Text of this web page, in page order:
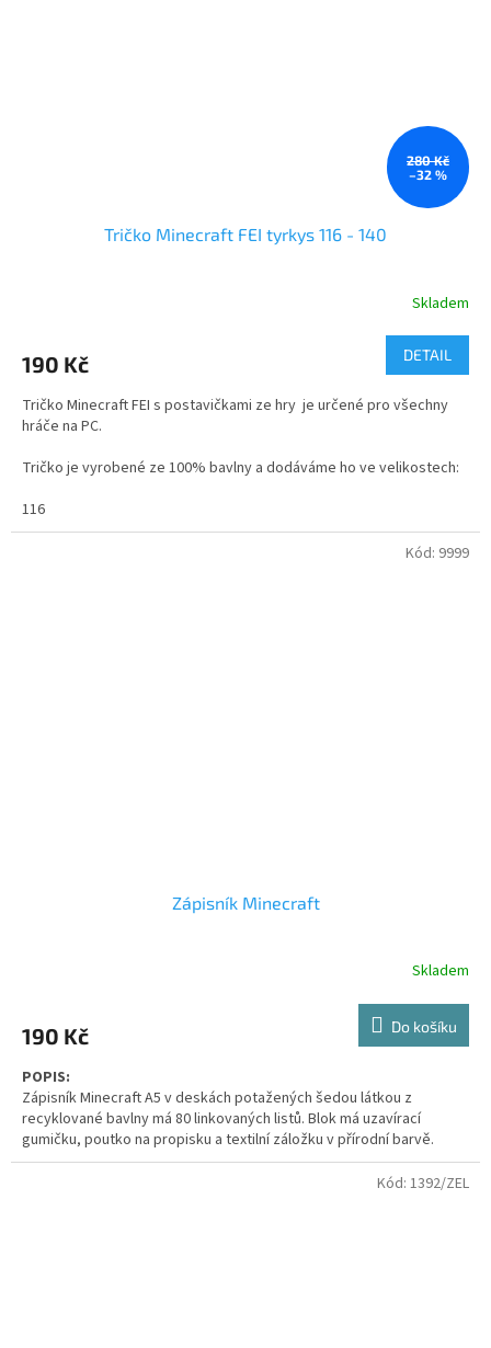
280 Kč
–32 %
Tričko Minecraft FEI tyrkys 116 - 140
je
z
5
Skladem
190 Kč DETAIL
Tričko Minecraft FEI s postavičkami ze hry je určené pro všechny
hráče na PC.
Tričko je vyrobené ze 100% bavlny a dodáváme ho ve velikostech:
pouze v modré barvě a ve velikostech 116 - 140
116
Zápisník Minecraft
Skladem
190 Kč Do košíku
POPIS:
Zápisník Minecraft A5 v deskách potažených šedou látkou z
recyklované bavlny má 80 linkovaných listů. Blok má uzavírací
gumičku, poutko na propisku a textilní záložku v přírodní barvě.
VLASTNOSTI:
210x145x14 mm
Kód: 9999
Kód: 1392/ZEL